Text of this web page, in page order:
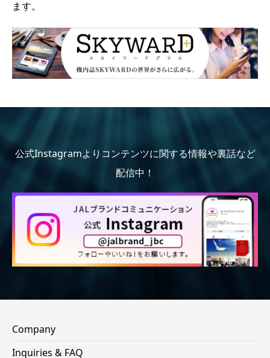
ます。
公式Instagramよりコンテンツに関する情報や裏話など
配信中！
Company
Inquiries & FAQ